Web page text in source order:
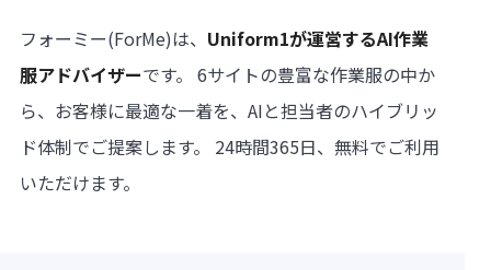
フォーミー(ForMe)は、 Uniform1が運営するAI作業
服アドバイザーです。 6サイトの豊富な作業服の中か
ら、お客様に最適な一着を、AIと担当者のハイブリッ
ド体制でご提案します。 24時間365日、無料でご利用
いただけます。